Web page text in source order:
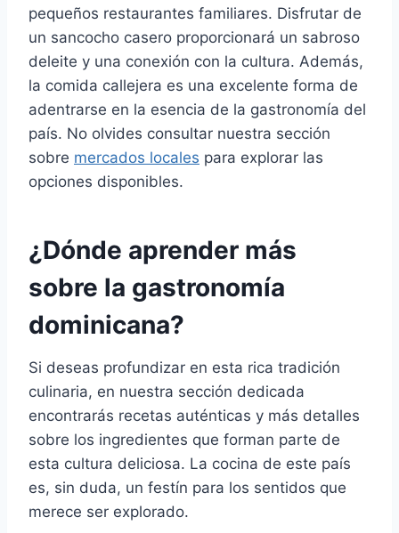
pequeños restaurantes familiares. Disfrutar de
un sancocho casero proporcionará un sabroso
deleite y una conexión con la cultura. Además,
la comida callejera es una excelente forma de
adentrarse en la esencia de la gastronomía del
país. No olvides consultar nuestra sección
sobre mercados locales para explorar las
opciones disponibles.
¿Dónde aprender más
sobre la gastronomía
dominicana?
Si deseas profundizar en esta rica tradición
culinaria, en nuestra sección dedicada
encontrarás recetas auténticas y más detalles
sobre los ingredientes que forman parte de
esta cultura deliciosa. La cocina de este país
es, sin duda, un festín para los sentidos que
merece ser explorado.